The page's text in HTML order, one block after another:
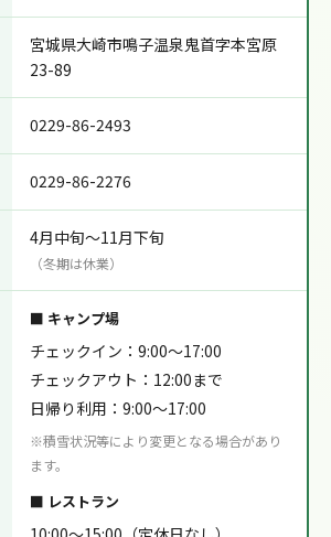
宮城県大崎市鳴子温泉鬼首字本宮原
23-89
0229-86-2493
0229-86-2276
4月中旬〜11月下旬
（冬期は休業）
■ キャンプ場
チェックイン：9:00〜17:00
チェックアウト：12:00まで
日帰り利用：9:00〜17:00
※積雪状況等により変更となる場合があり
ます。
■ レストラン